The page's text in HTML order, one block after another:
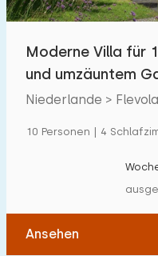
Moderne Villa für
und umzäuntem
Harderwijk
Niederlande >
10 Personen | 4
Ansehen